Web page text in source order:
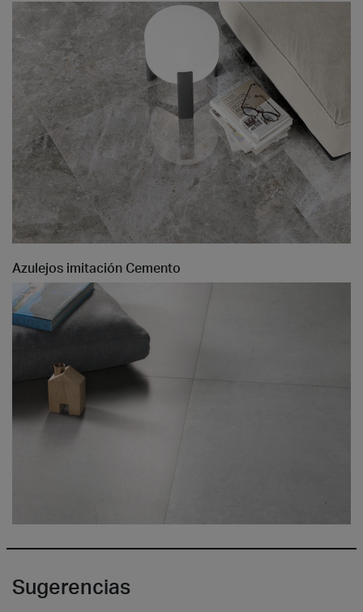
Azulejos imitación Cemento
Sugerencias